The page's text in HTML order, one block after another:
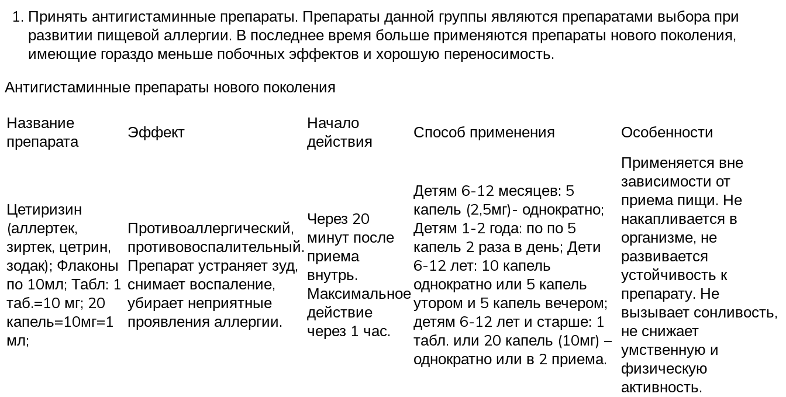
Принять антигистаминные препараты. Препараты данной группы являются препаратами выбора при
развитии пищевой аллергии. В последнее время больше применяются препараты нового поколения,
имеющие гораздо меньше побочных эффектов и хорошую переносимость.
Антигистаминные препараты нового поколения
Название
препарата
Эффект
Начало
действия
Способ применения Особенности
Цетиризин
(аллертек,
зиртек, цетрин,
зодак); Флаконы
по 10мл; Табл: 1
таб.=10 мг; 20
капель=10мг=1
мл;
Противоаллергический,
противовоспалительный.
Препарат устраняет зуд,
снимает воспаление,
убирает неприятные
проявления аллергии.
Через 20
минут после
приема
внутрь.
Максимальное
действие
через 1 час.
Детям 6-12 месяцев: 5
капель (2,5мг)- однократно;
Детям 1-2 года: по по 5
капель 2 раза в день; Дети
6-12 лет: 10 капель
однократно или 5 капель
утором и 5 капель вечером;
детям 6-12 лет и старше: 1
табл. или 20 капель (10мг) –
однократно или в 2 приема.
Применяется вне
зависимости от
приема пищи. Не
накапливается в
организме, не
развивается
устойчивость к
препарату. Не
вызывает сонливость,
не снижает
умственную и
физическую
активность.